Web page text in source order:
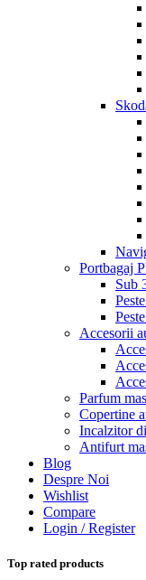
Portbagaj
Sub
Accesorii
Parfum
Copertine
Incalzitor
Antifurt
Blog
Despre Noi
Wishlist
Compare
Login / Register
Top rated products